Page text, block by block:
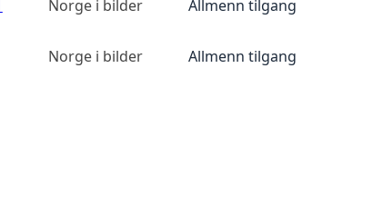
Norge i bilder Allmenn tilgang
Norge i bilder Allmenn tilgang